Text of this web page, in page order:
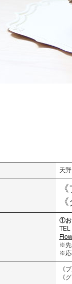
天
①お
TEL
※先
※応
《
《